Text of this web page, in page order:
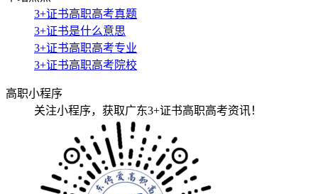
3+证书高职高考真题
3+证书是什么意思
3+证书高职高考专业
3+证书高职高考院校
高职小程序
关注小程序，获取广东3+证书高职高考资讯！